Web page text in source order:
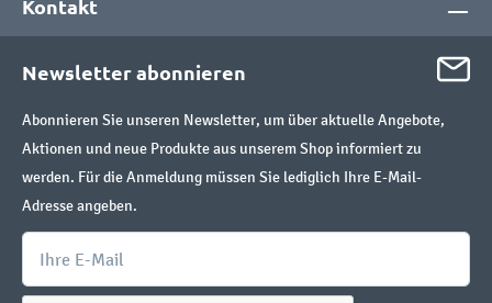
Kontakt
Newsletter abonnieren
Abonnieren Sie unseren Newsletter, um über aktuelle Angebote,
Aktionen und neue Produkte aus unserem Shop informiert zu
werden. Für die Anmeldung müssen Sie lediglich Ihre E-Mail-
Adresse angeben.